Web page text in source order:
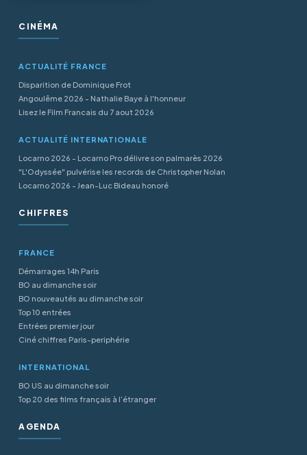
CINÉMA
ACTUALITÉ FRANCE
Disparition de Dominique Frot
Angoulême 2026 - Nathalie Baye à l'honneur
Lisez le Film Francais du 7 aout 2026
ACTUALITÉ INTERNATIONALE
Locarno 2026 - Locarno Pro délivre son palmarès 2026
"L'Odyssée" pulvérise les records de Christopher Nolan
Locarno 2026 - Jean-Luc Bideau honoré
CHIFFRES
FRANCE
Démarrages 14h Paris
BO au dimanche soir
BO nouveautés au dimanche soir
Top 10 entrées
Entrées premier jour
Ciné chiffres Paris-periphérie
INTERNATIONAL
BO US au dimanche soir
Top 20 des films français à l’étranger
AGENDA